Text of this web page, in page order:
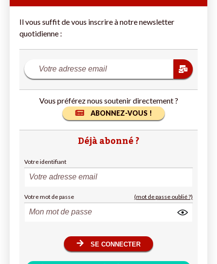
Il vous suffit de vous inscrire à notre newsletter
quotidienne :
Vous préférez nous soutenir directement ?
ABONNEZ-VOUS !
Déjà abonné ?
Votre identifiant
Votre mot de passe (mot de passe oublié ?)
SE CONNECTER